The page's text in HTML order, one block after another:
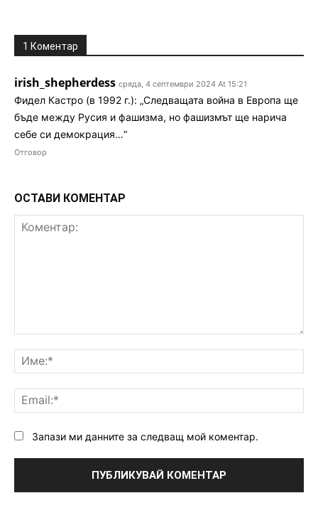
1 Коментар
irish_shepherdess сряда, 4 септември 2024 At 15:21
Фидел Кастро (в 1992 г.): „Следващата война в Европа ще
бъде между Русия и фашизма, но фашизмът ще нарича
себе си демокрация…“
Отговор
ОСТАВИ КОМЕНТАР
Запази ми данните за следващ мой коментар.